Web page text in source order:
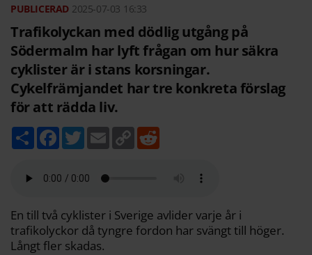
2025-07-03 16:33
Trafikolyckan med dödlig utgång på
Södermalm har lyft frågan om hur säkra
cyklister är i stans korsningar.
Cykelfrämjandet har tre konkreta förslag
för att rädda liv.
D
e
F
b
k
T
w
t
E
m
C
o
k
En till två cyklister i Sverige avlider varje år i
trafikolyckor då tyngre fordon har svängt till höger.
Långt fler skadas.